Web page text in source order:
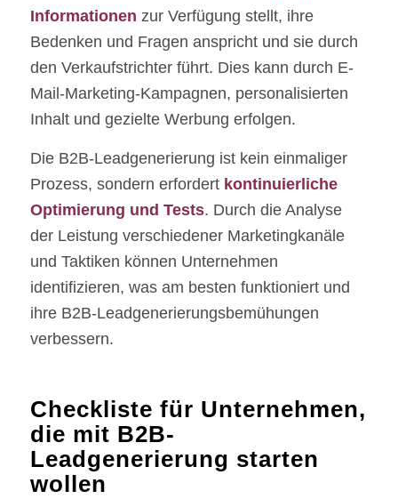
Informationen zur Verfügung stellt, ihre
Bedenken und Fragen anspricht und sie durch
den Verkaufstrichter führt. Dies kann durch E-
Mail-Marketing-Kampagnen, personalisierten
Inhalt und gezielte Werbung erfolgen.
Die B2B-Leadgenerierung ist kein einmaliger
Prozess, sondern erfordert kontinuierliche
Optimierung und Tests. Durch die Analyse
der Leistung verschiedener Marketingkanäle
und Taktiken können Unternehmen
identifizieren, was am besten funktioniert und
ihre B2B-Leadgenerierungsbemühungen
verbessern.
Checkliste für Unternehmen,
die mit B2B-
Leadgenerierung starten
wollen